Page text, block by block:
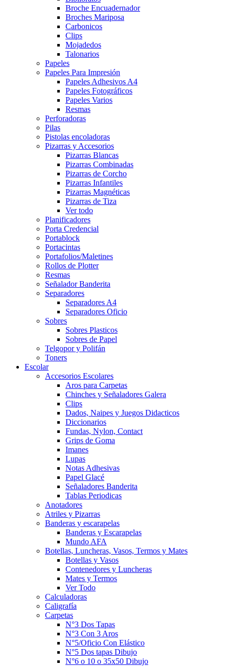
Broche Encuadernador
Broches Mariposa
Carbonicos
Clips
Mojadedos
Talonarios
Papeles
Papeles Para Impresión
Papeles Adhesivos A4
Papeles Fotográficos
Papeles Varios
Resmas
Perforadoras
Pilas
Pistolas encoladoras
Pizarras y Accesorios
Pizarras Blancas
Pizarras Combinadas
Pizarras de Corcho
Pizarras Infantiles
Pizarras Magnéticas
Pizarras de Tiza
Ver todo
Planificadores
Porta Credencial
Portablock
Portacintas
Portafolios/Maletines
Rollos de Plotter
Resmas
Señalador Banderita
Separadores
Separadores A4
Separadores Oficio
Sobres
Sobres Plasticos
Sobres de Papel
Telgopor y Polifán
Toners
Escolar
Accesorios Escolares
Aros para Carpetas
Chinches y Señaladores Galera
Clips
Dados, Naipes y Juegos Didacticos
Diccionarios
Fundas, Nylon, Contact
Grips de Goma
Imanes
Lupas
Notas Adhesivas
Papel Glacé
Señaladores Banderita
Tablas Periodicas
Anotadores
Atriles y Pizarras
Banderas y escarapelas
Banderas y Escarapelas
Mundo AFA
Botellas, Luncheras, Vasos, Termos y Mates
Botellas y Vasos
Contenedores y Luncheras
Mates y Termos
Ver Todo
Calculadoras
Caligrafía
Carpetas
N°3 Dos Tapas
N°3 Con 3 Aros
N°5/Oficio Con Elástico
N°5 Dos tapas Dibujo
N°6 o 10 o 35x50 Dibujo